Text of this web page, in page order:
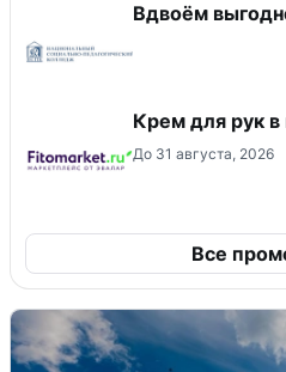
Вдвоём
Крем для рук в
До 31 августа, 2026
Все